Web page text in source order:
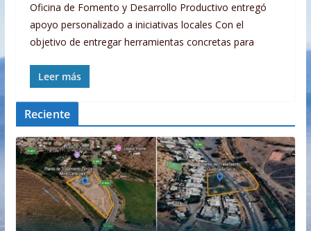
Oficina de Fomento y Desarrollo Productivo entregó
apoyo personalizado a iniciativas locales Con el
objetivo de entregar herramientas concretas para
Leer más
Reciente